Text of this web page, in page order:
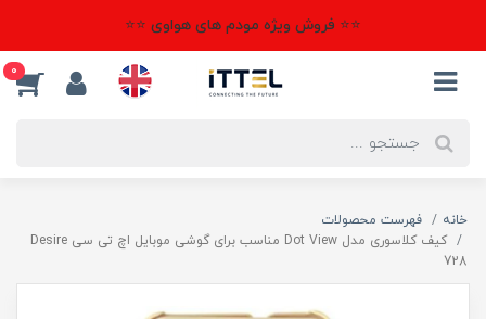
⭐⭐ فروش ویژه مودم های هواوی ⭐⭐
0
خانه
فهرست محصولات
کیف کلاسوری مدل Dot View مناسب برای گوشی موبایل اچ تی سی Desire
728